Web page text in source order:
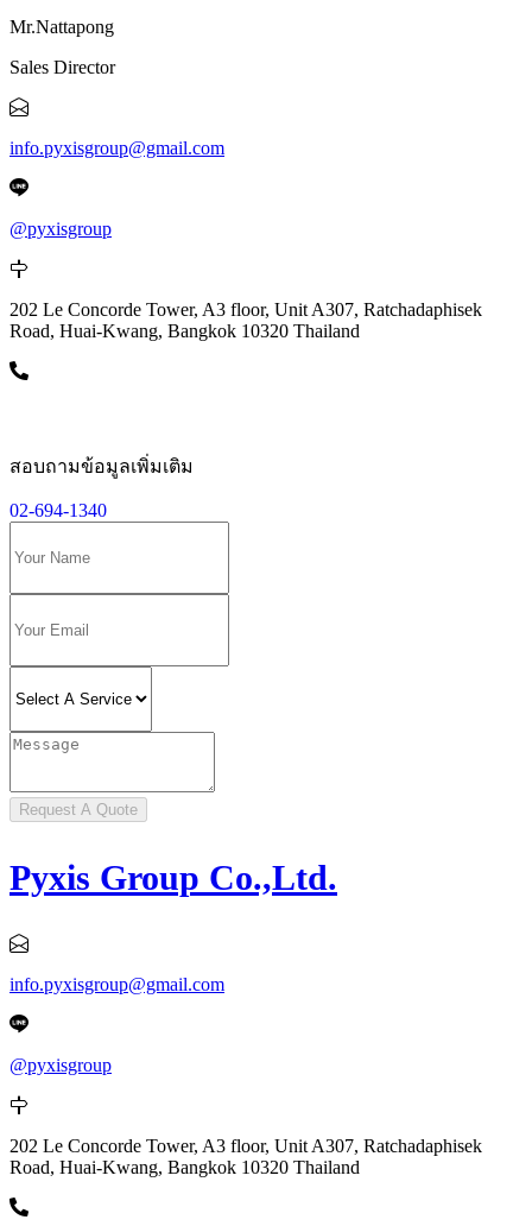
Mr.Nattapong
Sales Director
info.pyxisgroup@gmail.com
@pyxisgroup
202 Le Concorde Tower, A3 floor, Unit A307, Ratchadaphisek
Road, Huai-Kwang, Bangkok 10320 Thailand
สอบถามข้อมูลเพิ่มเติม
02-694-1340
Request A Quote
Pyxis Group Co.,Ltd.
info.pyxisgroup@gmail.com
@pyxisgroup
202 Le Concorde Tower, A3 floor, Unit A307, Ratchadaphisek
Road, Huai-Kwang, Bangkok 10320 Thailand